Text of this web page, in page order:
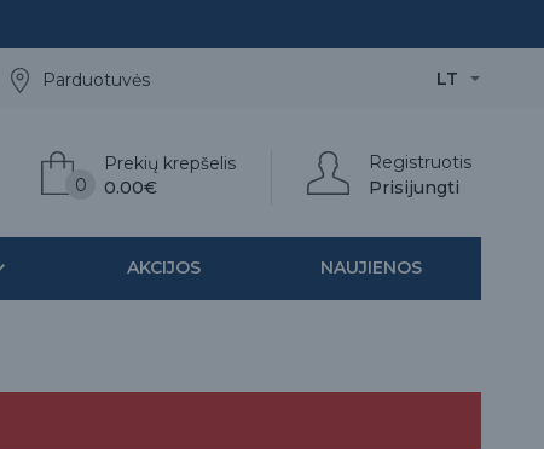
LT
Parduotuvės
Registruotis
Prisijungti
Prekių krepšelis
0.00€
0
AKCIJOS NAUJIENOS